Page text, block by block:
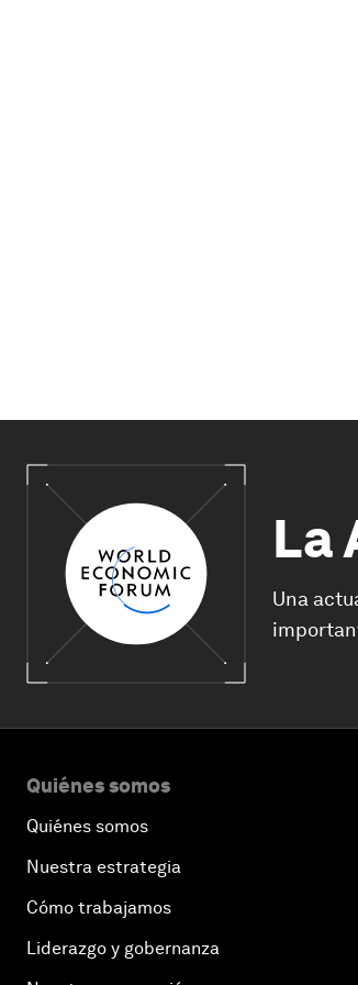
La
Una
Quiénes somos
Quiénes somos
Nuestra estrategia
Cómo trabajamos
Liderazgo y gobernanza